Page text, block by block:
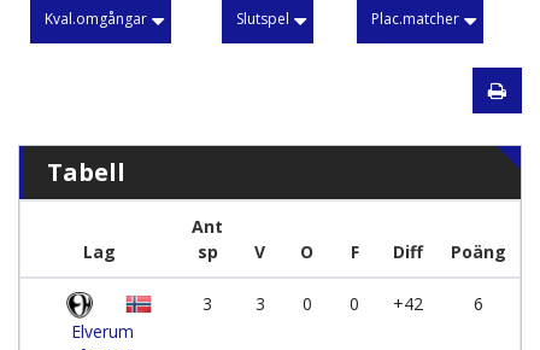
Kval.omgångar Slutspel Plac.matcher
Tabell
Lag
Ant
sp
V O F Diff Poäng
Elverum
3 3 0 0 +42 6